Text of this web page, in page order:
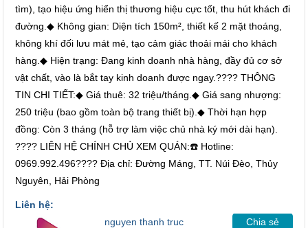
tìm), tạo hiệu ứng hiển thị thương hiệu cực tốt, thu hút khách đi
đường.◆ Không gian: Diện tích 150m², thiết kế 2 mặt thoáng,
không khí đối lưu mát mẻ, tạo cảm giác thoải mái cho khách
hàng.◆ Hiện trạng: Đang kinh doanh nhà hàng, đầy đủ cơ sở
vật chất, vào là bắt tay kinh doanh được ngay.​???? THÔNG
TIN CHI TIẾT:​◆ Giá thuê: 32 triệu/tháng.◆ Giá sang nhượng:
250 triệu (bao gồm toàn bộ trang thiết bị).◆ Thời hạn hợp
đồng: Còn 3 tháng (hỗ trợ làm việc chủ nhà ký mới dài hạn).​
???? LIÊN HỆ CHÍNH CHỦ XEM QUÁN:☎️ Hotline:
0969.992.496???? Địa chỉ: Đường Máng, TT. Núi Đèo, Thủy
Nguyên, Hải Phòng
Liên hệ:
nguyen thanh truc
Chia sẻ